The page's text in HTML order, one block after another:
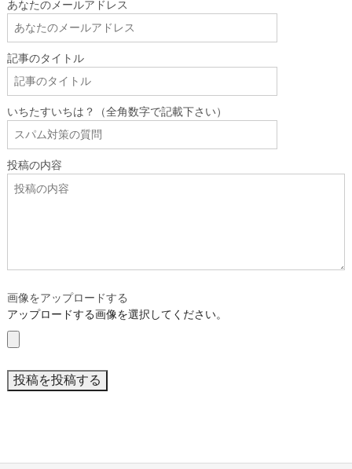
あなたのメールアドレス
記事のタイトル
いちたすいちは？（全角数字で記載下さい）
投稿の内容
画像をアップロードする
アップロードする画像を選択してください。